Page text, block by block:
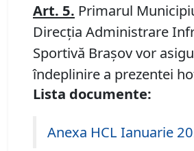
Art. 5. Primarul
Direcția Administrare
Sportivă Brașov vor
îndeplinire a prezentei
Lista documente:
Anexa HCL Ianuarie